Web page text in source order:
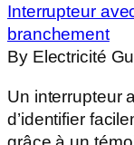
Interrupteur
branchement
By Electricité
Un interrupteur
d’identifier